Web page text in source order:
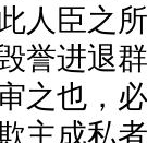
人臣之
誉进退
之也，
主成私